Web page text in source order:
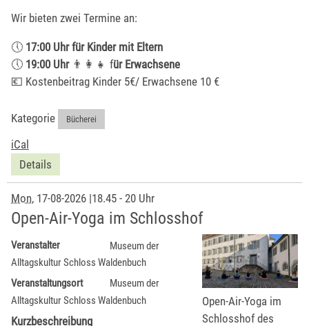
Wir bieten zwei Termine an:
🕔 17:00 Uhr für Kinder mit Eltern
🕔 19:00 Uhr 👨‍👩‍👧 für Erwachsene
💶 Kostenbeitrag Kinder 5€/ Erwachsene 10 €
Kategorie Bücherei
iCal
Details
Mon, 17-08-2026 |18.45 - 20 Uhr
Open-Air-Yoga im Schlosshof
Open-Air-Yoga im
Schlosshof des
Veranstalter
Museum der
Alltagskultur Schloss Waldenbuch
Veranstaltungsort
Museum der
Alltagskultur Schloss Waldenbuch
Kurzbeschreibung